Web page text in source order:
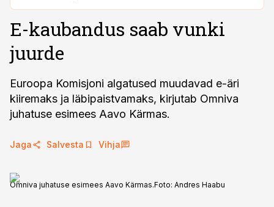
E-kaubandus saab vunki
juurde
Euroopa Komisjoni algatused muudavad e-äri
kiiremaks ja läbipaistvamaks, kirjutab Omniva
juhatuse esimees Aavo Kärmas.
Jaga Salvesta Vihja
Omniva juhatuse esimees Aavo Kärmas.Foto: Andres Haabu